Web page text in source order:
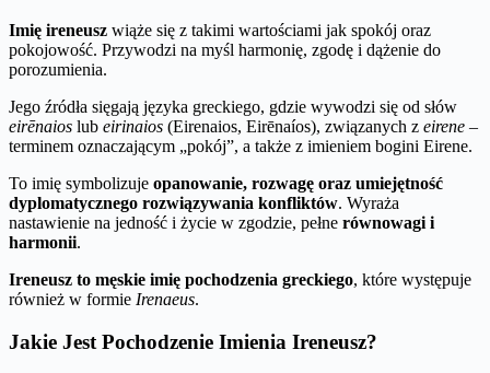
Imię ireneusz wiąże się z takimi wartościami jak spokój oraz
pokojowość. Przywodzi na myśl harmonię, zgodę i dążenie do
porozumienia.
Jego źródła sięgają języka greckiego, gdzie wywodzi się od słów
eirēnaios lub eirinaios (Eirenaios, Eirēnaíos), związanych z eirene –
terminem oznaczającym „pokój”, a także z imieniem bogini Eirene.
To imię symbolizuje opanowanie, rozwagę oraz umiejętność
dyplomatycznego rozwiązywania konfliktów. Wyraża
nastawienie na jedność i życie w zgodzie, pełne równowagi i
harmonii.
Ireneusz to męskie imię pochodzenia greckiego, które występuje
również w formie Irenaeus.
Jakie Jest Pochodzenie Imienia Ireneusz?